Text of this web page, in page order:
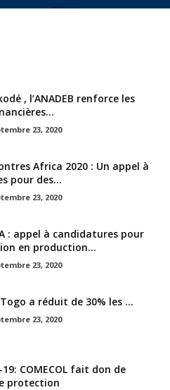
, l’ANADEB renforce les
23, 2020
Africa 2020 : Un appel à
pour des...
23, 2020
: appel à candidatures pour
en production...
23, 2020
a réduit de 30% les ...
23, 2020
COMECOL fait don de
protection